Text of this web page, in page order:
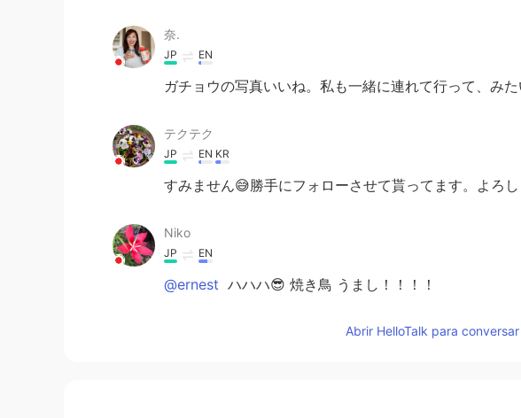
奈.
JP EN
ガチョウの写真いいね。私も一緒に連れて行って、み
テクテク
JP EN KR
すみません😅勝手にフォローさせて貰ってます。よろ
Niko
JP EN
@ernest ハハハ😎 焼き鳥 うまし！！！！
Abrir HelloTalk para conversar